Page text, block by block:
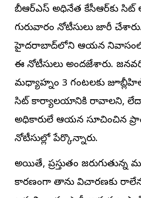
బీఆర్ఎస్ అధినేత కేసీఆర్‌కు సిట్
గురువారం నోటీసులు జారీ
హైదరాబాద్‌లోని ఆయన నివాసంలో
ఈ నోటీసులు అందజేశారు.
మధ్యాహ్నం 3 గంటలకు
సిట్ కార్యాలయానికి రావాలని, లేదా
అధికారులే ఆయన సూచించిన
నోటీసుల్లో పేర్కొన్నారు.
అయితే, ప్రస్తుతం జరుగుతున్న
కారణంగా తాను విచారణకు